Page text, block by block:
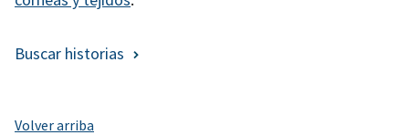
Buscar historias
Volver arriba